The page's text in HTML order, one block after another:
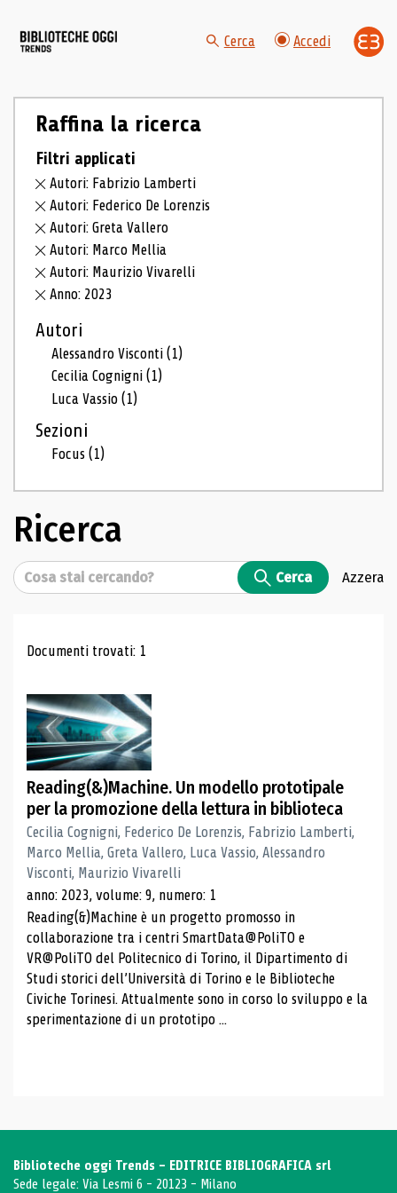
Cerca Accedi
Raffina la ricerca
Filtri applicati
Autori: Fabrizio Lamberti
Autori: Federico De Lorenzis
Autori: Greta Vallero
Autori: Marco Mellia
Autori: Maurizio Vivarelli
Anno: 2023
Autori
Alessandro Visconti(1)
Cecilia Cognigni(1)
Luca Vassio(1)
Sezioni
Focus(1)
Ricerca
Cerca Cerca Azzera
Risultati di ricerca
Documenti trovati: 1
Reading(&)Machine. Un modello prototipale
per la promozione della lettura in biblioteca
Cecilia Cognigni, Federico De Lorenzis, Fabrizio Lamberti,
Marco Mellia, Greta Vallero, Luca Vassio, Alessandro
Visconti, Maurizio Vivarelli
anno: 2023, volume: 9, numero: 1
Reading(&)Machine è un progetto promosso in
collaborazione tra i centri SmartData@PoliTO e
VR@PoliTO del Politecnico di Torino, il Dipartimento di
Studi storici dell’Università di Torino e le Biblioteche
Civiche Torinesi. Attualmente sono in corso lo sviluppo e la
sperimentazione di un prototipo ...
Biblioteche oggi Trends - EDITRICE BIBLIOGRAFICA srl
Sede legale: Via Lesmi 6 - 20123 - Milano